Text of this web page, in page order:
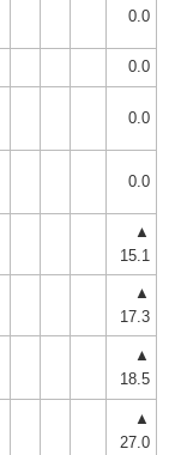
0.0
0.0
0.0
0.0
▲
15.1
▲
17.3
▲
18.5
▲
27.0